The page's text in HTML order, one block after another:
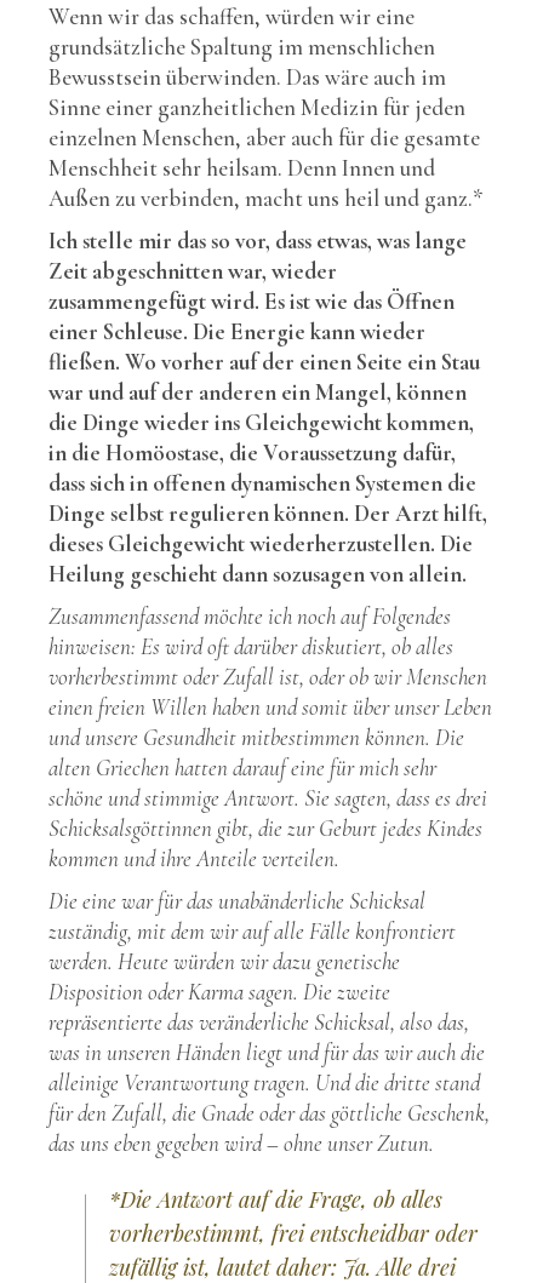
Wenn wir das schaffen, würden wir eine
grundsätzliche Spaltung im menschlichen
Bewusstsein überwinden. Das wäre auch im
Sinne einer ganzheitlichen Medizin für jeden
einzelnen Menschen, aber auch für die gesamte
Menschheit sehr heilsam. Denn Innen und
Außen zu verbinden, macht uns heil und ganz.*
Ich stelle mir das so vor, dass etwas, was lange
Zeit abgeschnitten war, wieder
zusammengefügt wird. Es ist wie das Öffnen
einer Schleuse. Die Energie kann wieder
fließen. Wo vorher auf der einen Seite ein Stau
war und auf der anderen ein Mangel, können
die Dinge wieder ins Gleichgewicht kommen,
in die Homöostase, die Voraussetzung dafür,
dass sich in offenen dynamischen Systemen die
Dinge selbst regulieren können. Der Arzt hilft,
dieses Gleichgewicht wiederherzustellen. Die
Heilung geschieht dann sozusagen von allein.
Zusammenfassend möchte ich noch auf Folgendes
hinweisen: Es wird oft darüber diskutiert, ob alles
vorherbestimmt oder Zufall ist, oder ob wir Menschen
einen freien Willen haben und somit über unser Leben
und unsere Gesundheit mitbestimmen können. Die
alten Griechen hatten darauf eine für mich sehr
schöne und stimmige Antwort. Sie sagten, dass es drei
Schicksalsgöttinnen gibt, die zur Geburt jedes Kindes
kommen und ihre Anteile verteilen.
Die eine war für das unabänderliche Schicksal
zuständig, mit dem wir auf alle Fälle konfrontiert
werden. Heute würden wir dazu genetische
Disposition oder Karma sagen. Die zweite
repräsentierte das veränderliche Schicksal, also das,
was in unseren Händen liegt und für das wir auch die
alleinige Verantwortung tragen. Und die dritte stand
für den Zufall, die Gnade oder das göttliche Geschenk,
das uns eben gegeben wird – ohne unser Zutun.
*Die Antwort auf die Frage, ob alles
vorherbestimmt, frei entscheidbar oder
zufällig ist, lautet daher: Ja. Alle drei